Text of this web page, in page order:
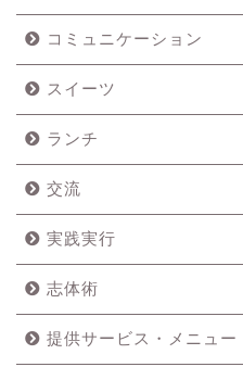
コミュニケーション
スイーツ
ランチ
交流
実践実行
志体術
提供サービス・メニュー